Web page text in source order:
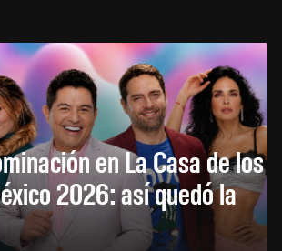
en La Casa de los
2026: así quedó la